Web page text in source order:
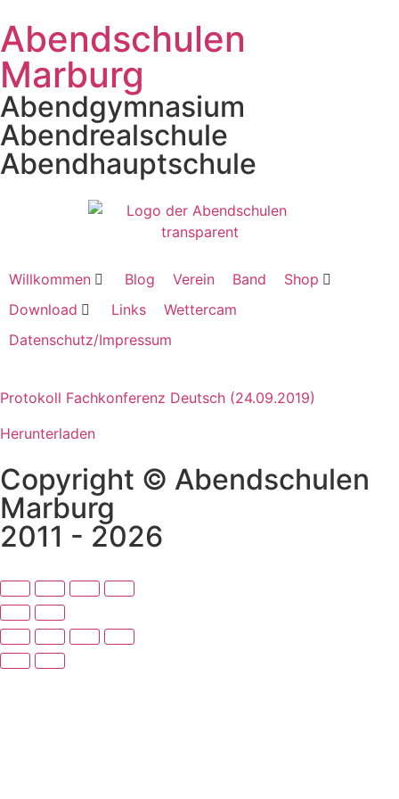
Abendschulen
Marburg
Abendgymnasium
Abendrealschule
Abendhauptschule
Willkommen Blog Verein Band
Shop
Download
Links
Wettercam
Datenschutz/Impressum
Protokoll Fachkonferenz Deutsch (24.09.2019)
Herunterladen
Copyright © Abendschulen
Marburg
2011 - 2026